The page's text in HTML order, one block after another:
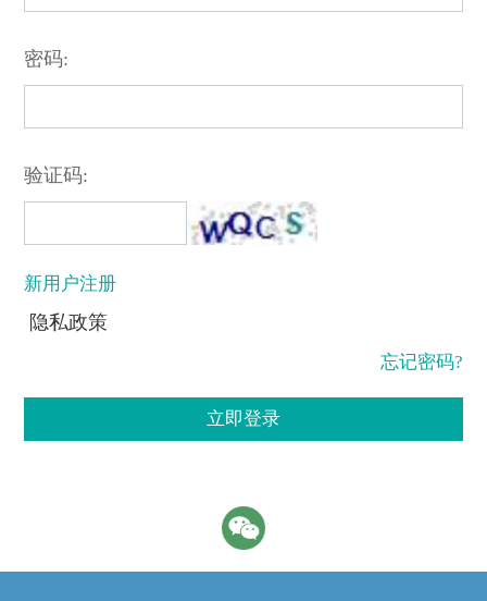
密码:
验证码:
新用户注册
隐私政策
忘记密码?
立即登录